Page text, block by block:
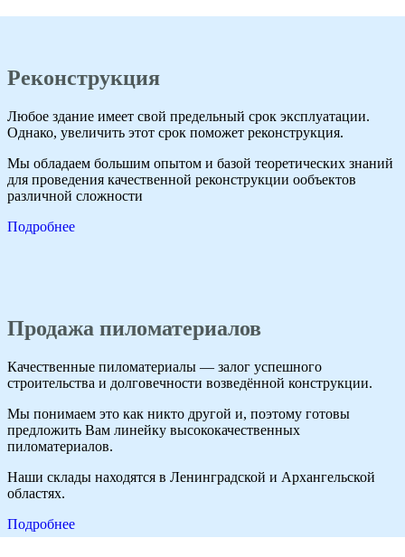
Реконструкция
Любое здание имеет свой предельный срок эксплуатации.
Однако, увеличить этот срок поможет реконструкция.
Мы обладаем большим опытом и базой теоретических знаний
для проведения качественной реконструкции ообъектов
различной сложности
Подробнее
Продажа пиломатериалов
Качественные пиломатериалы — залог успешного
строительства и долговечности возведённой конструкции.
Мы понимаем это как никто другой и, поэтому готовы
предложить Вам линейку высококачественных
пиломатериалов.
Наши склады находятся в Ленинградской и Архангельской
областях.
Подробнее